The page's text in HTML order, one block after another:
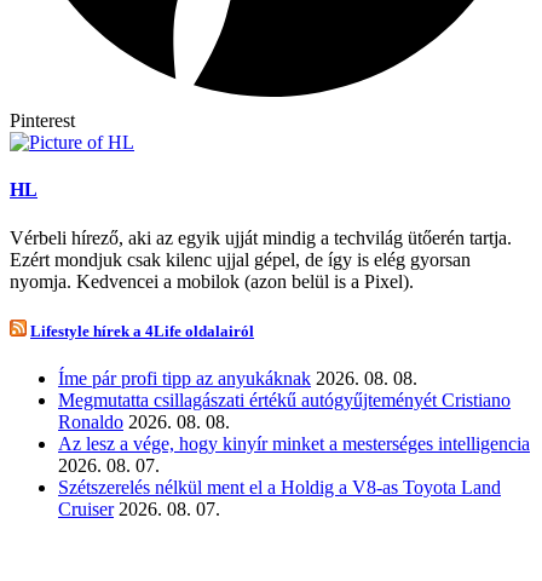
Pinterest
HL
Vérbeli hírező, aki az egyik ujját mindig a techvilág ütőerén tartja.
Ezért mondjuk csak kilenc ujjal gépel, de így is elég gyorsan
nyomja. Kedvencei a mobilok (azon belül is a Pixel).
Lifestyle hírek a 4Life oldalairól
Íme pár profi tipp az anyukáknak 2026. 08. 08.
Megmutatta csillagászati értékű autógyűjteményét Cristiano
Ronaldo 2026. 08. 08.
Az lesz a vége, hogy kinyír minket a mesterséges intelligencia
2026. 08. 07.
Szétszerelés nélkül ment el a Holdig a V8-as Toyota Land
Cruiser 2026. 08. 07.